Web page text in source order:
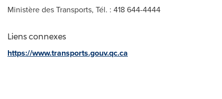
Ministère des Transports, Tél. : 418 644-4444
Liens connexes
https://www.transports.gouv.qc.ca